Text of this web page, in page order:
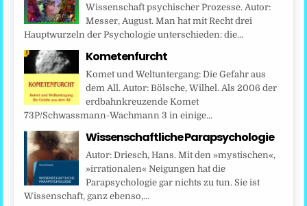
Wissenschaft psychischer Prozesse. Autor:
Messer, August. Man hat mit Recht drei
Hauptwurzeln der Psychologie unterschieden: die...
Kometenfurcht
Komet und Weltuntergang: Die Gefahr aus
dem All. Autor: Bölsche, Wilhel. Als 2006 der
erdbahnkreuzende Komet
73P/Schwassmann-Wachmann 3 in einige...
Wissenschaftliche Parapsychologie
Autor: Driesch, Hans. Mit den »mystischen«,
»irrationalen« Neigungen hat die
Parapsychologie gar nichts zu tun. Sie ist
Wissenschaft, ganz ebenso,...